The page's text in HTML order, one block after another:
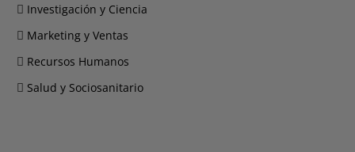
Investigación y Ciencia
Marketing y Ventas
Recursos Humanos
Salud y Sociosanitario